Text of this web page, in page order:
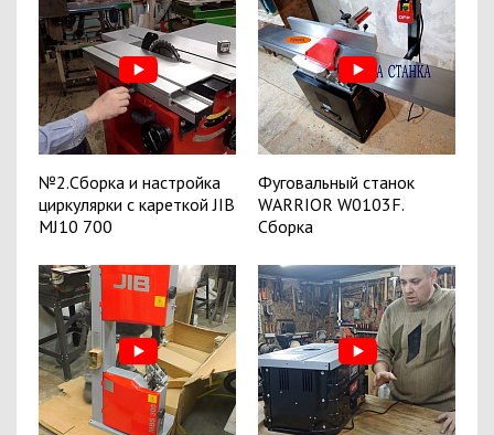
№2.Сборка и настройка
циркулярки с кареткой JIB
MJ10 700
Фуговальный станок
WARRIOR W0103F.
Сборка